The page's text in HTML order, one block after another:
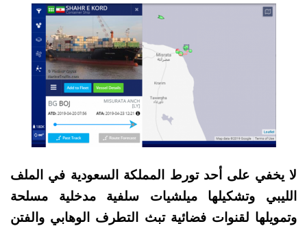
لا يخفي على أحد تورط المملكة السعودية في الملف
الليبي وتشكيلها ميلشيات سلفية مدخلية مسلحة
وتمويلها لقنوات فضائية تبث التطرف الوهابي والفتن